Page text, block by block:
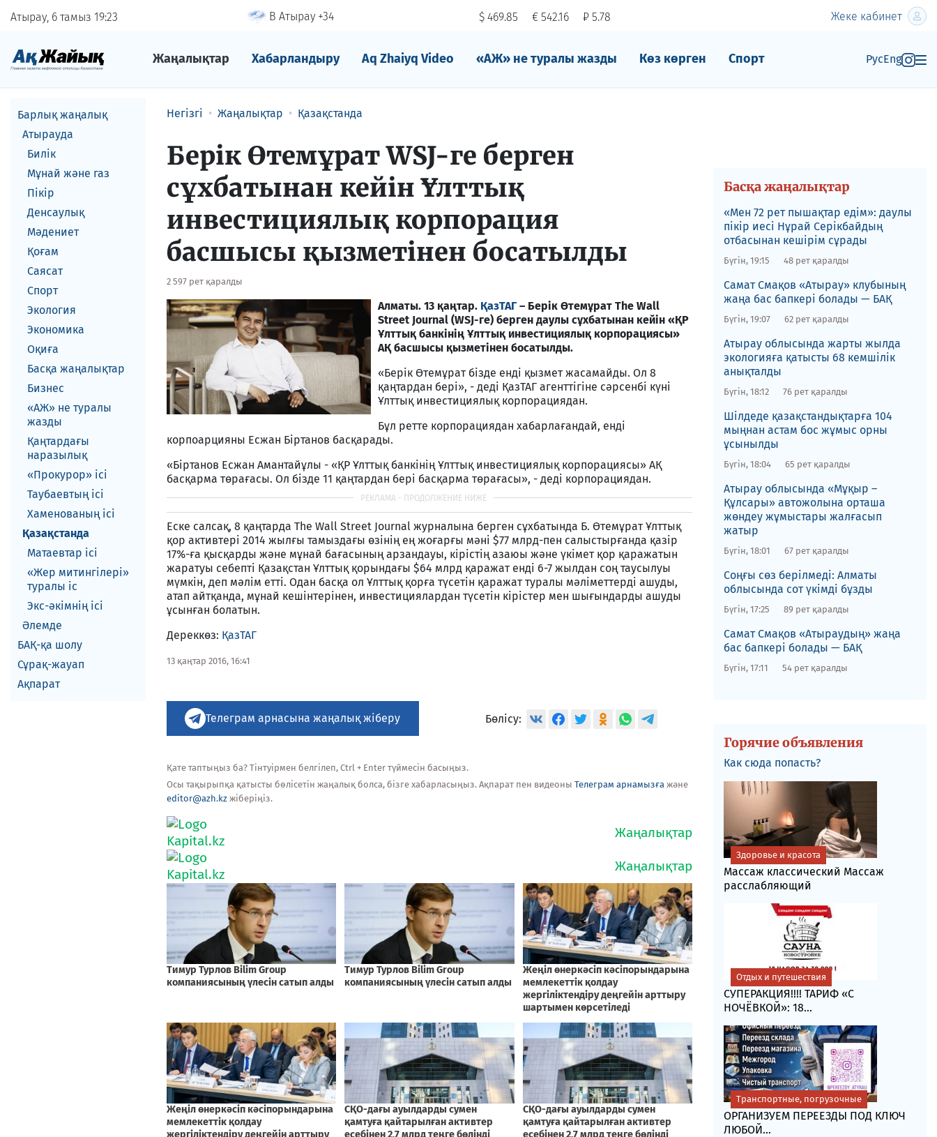
Атырау, 6 тамыз 1923 В Атырау +34 $ 469.85 € 542.16 ₽ 5.78 Жеке кабинет
Жаңалықтар Хабарландыру Aq Zhaiyq Video «АЖ» не туралы жазды Көз көрген Спорт РусEng
Барлық жаңалық
Атырауда
Билік
Мұнай және газ
Пікір
Денсаулық
Мәдениет
Қоғам
Саясат
Спорт
Экология
Экономика
Оқиға
Басқа жаңалықтар
Бизнес
«АЖ» не туралы
жазды
Қаңтардағы
наразылық
«Прокурор» ісі
Таубаевтың ісі
Хаменованың ісі
Қазақстанда
Матаевтар ici
«Жер митингілері»
туралы іс
Экс-әкiмнiң iсi
Әлемде
БАҚ-қа шолу
Сұрақ-жауап
Ақпарат
Негізгі Жаңалықтар Қазақстанда
Берік Өтемұрат WSJ-ге берген
сұхбатынан кейін Ұлттық
инвестициялық корпорация
басшысы қызметінен босатылды
2 597 рет қаралды
Алматы. 13 қаңтар. ҚазТАГ – Берік Өтемұрат The Wall
Street Journal (WSJ-ге) берген даулы сұхбатынан кейін «ҚР
Ұлттық банкінің Ұлттық инвестициялық корпорациясы»
АҚ басшысы қызметінен босатылды.
«Берік Өтемұрат бізде енді қызмет жасамайды. Ол 8
қаңтардан бері», - деді ҚазТАГ агенттігіне сәрсенбі күні
Ұлттық инвестициялық корпорациядан.
Бұл ретте корпорациядан хабарлағандай, енді
корпоарцияны Есжан Біртанов басқарады.
«Біртанов Есжан Амантайұлы - «ҚР Ұлттық банкінің Ұлттық инвестициялық корпорациясы» АҚ
басқарма төрағасы. Ол бізде 11 қаңтардан бері басқарма төрағасы», - деді корпорациядан.
Еске салсақ, 8 қаңтарда The Wall Street Journal журналына берген сұхбатында Б. Өтемұрат Ұлттық
қор активтері 2014 жылғы тамыздағы өзінің ең жоғарғы мәні $77 млрд-пен салыстырғанда қазір
17%-ға қысқарды және мұнай бағасының арзандауы, кірістің азаюы және үкімет қор қаражатын
жаратуы себепті Қазақстан Ұлттық қорындағы $64 млрд қаражат енді 6-7 жылдан соң таусылуы
мүмкін, деп мәлім етті. Одан басқа ол Ұлттық қорға түсетін қаражат туралы мәліметтерді ашуды,
атап айтқанда, мұнай кешінтерінен, инвестициялардан түсетін кірістер мен шығындарды ашуды
ұсынған болатын.
Дереккөз: ҚазТАГ
13 қаңтар 2016, 16:41
Телеграм арнасына жаңалық жіберу Бөлісу:
Қате таптыңыз ба? Тінтуірмен белгілеп, Ctrl + Enter түймесін басыңыз.
Осы тақырыпқа қатысты бөлісетін жаңалық болса, бізге хабарласыңыз. Ақпарат пен видеоны Телеграм арнамызға және
editor@azh.kz жіберіңіз.
Басқа жаңалықтар
«Мен 72 рет пышақтар едім»: даулы
пікір иесі Нұрай Серікбайдың
отбасынан кешірім сұрады
Бүгін, 19:15 48 рет қаралды
​Самат Смақов «Атырау» клубының
жаңа бас бапкері болады — БАҚ
Бүгін, 19:07 62 рет қаралды
​Атырау облысында жарты жылда
экологияға қатысты 68 кемшілік
анықталды
Бүгін, 18:12 76 рет қаралды
​Шілдеде қазақстандықтарға 104
мыңнан астам бос жұмыс орны
ұсынылды
Бүгін, 18:04 65 рет қаралды
​Атырау облысында «Мұқыр –
Құлсары» автожолына орташа
жөндеу жұмыстары жалғасып
жатыр
Бүгін, 18:01 67 рет қаралды
​Соңғы сөз берілмеді: Алматы
облысында сот үкімді бұзды
Бүгін, 17:25 89 рет қаралды
​Самат Смақов «Атыраудың» жаңа
бас бапкері болады — БАҚ
Бүгін, 17:11 54 рет қаралды
Горячие объявления
Как сюда попасть?
Массаж классический Массаж
расслабляющий
Здоровье и красота
СУПЕРАКЦИЯ!!!! ТАРИФ «C
НОЧЁВКОЙ»: 18...
Отдых и путешествия
ОРГАНИЗУЕМ ПЕРЕЕЗДЫ ПОД КЛЮЧ
ЛЮБОЙ...
Транспортные, погрузочные